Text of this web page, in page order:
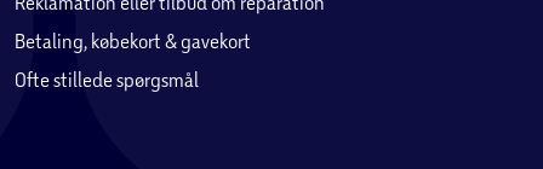
Betaling, købekort & gavekort
Ofte stillede spørgsmål